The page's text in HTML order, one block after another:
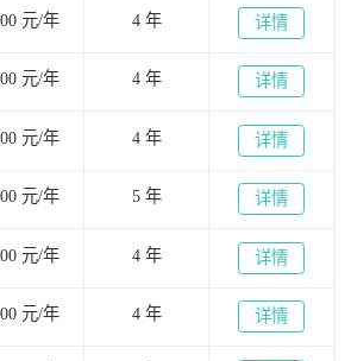
元/年 4 年 详情
元/年 4 年 详情
元/年 4 年 详情
元/年 5 年 详情
元/年 4 年 详情
元/年 4 年 详情